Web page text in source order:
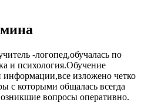
-логопед,обучалась по
и психология.Обучение
изложено четко
с которыми общалась всегда
вопросы оперативно.